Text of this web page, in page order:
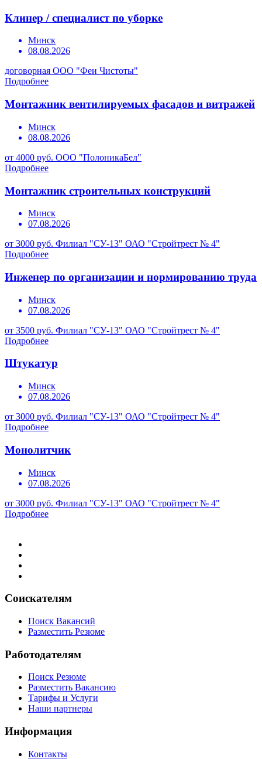
Клинер / специалист по уборке
Минск
08.08.2026
договорная ООО "Феи Чистоты"
Подробнее
Монтажник вентилируемых фасадов и витражей
Минск
08.08.2026
от 4000 руб. ООО "ПолоникаБел"
Подробнее
Монтажник строительных конструкций
Минск
07.08.2026
от 3000 руб. Филиал "СУ-13" ОАО "Стройтрест № 4"
Подробнее
Инженер по организации и нормированию труда
Минск
07.08.2026
от 3500 руб. Филиал "СУ-13" ОАО "Стройтрест № 4"
Подробнее
Штукатур
Минск
07.08.2026
от 3000 руб. Филиал "СУ-13" ОАО "Стройтрест № 4"
Подробнее
Монолитчик
Минск
07.08.2026
от 3000 руб. Филиал "СУ-13" ОАО "Стройтрест № 4"
Подробнее
Соискателям
Поиск Вакансий
Разместить Резюме
Работодателям
Поиск Резюме
Разместить Вакансию
Тарифы и Услуги
Наши партнеры
Информация
Контакты